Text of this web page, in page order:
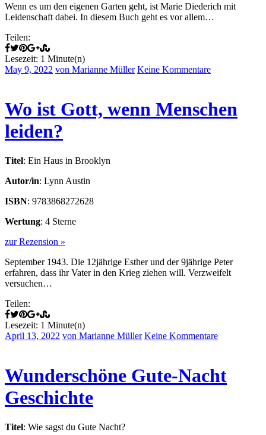
Wenn es um den eigenen Garten geht, ist Marie Diederich mit
Leidenschaft dabei. In diesem Buch geht es vor allem…
Teilen:
Lesezeit: 1 Minute(n)
May 9, 2022 von Marianne Müller Keine Kommentare
Wo ist Gott, wenn Menschen
leiden?
Titel: Ein Haus in Brooklyn
Autor/in: Lynn Austin
ISBN: 9783868272628
Wertung: 4 Sterne
zur Rezension »
September 1943. Die 12jährige Esther und der 9jährige Peter
erfahren, dass ihr Vater in den Krieg ziehen will. Verzweifelt
versuchen…
Teilen:
Lesezeit: 1 Minute(n)
April 13, 2022 von Marianne Müller Keine Kommentare
Wunderschöne Gute-Nacht
Geschichte
Titel: Wie sagst du Gute Nacht?